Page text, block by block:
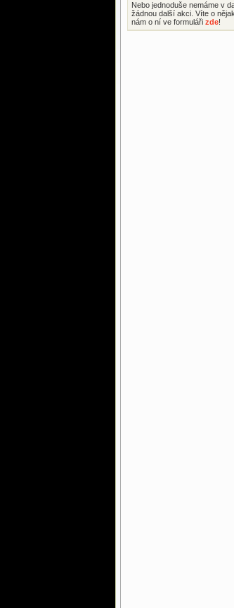
Nebo jednoduše nemáme v
žádnou další akci. Víte o
nám o ní ve formuláři zde!